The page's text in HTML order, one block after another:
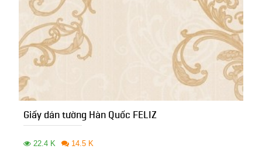
Giấy dán tường Hàn Quốc FELIZ
22.4 K 14.5 K